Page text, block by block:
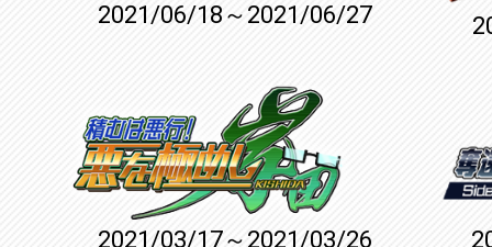
2021/06/18～2021/06/27
2021/03/17～2021/03/26